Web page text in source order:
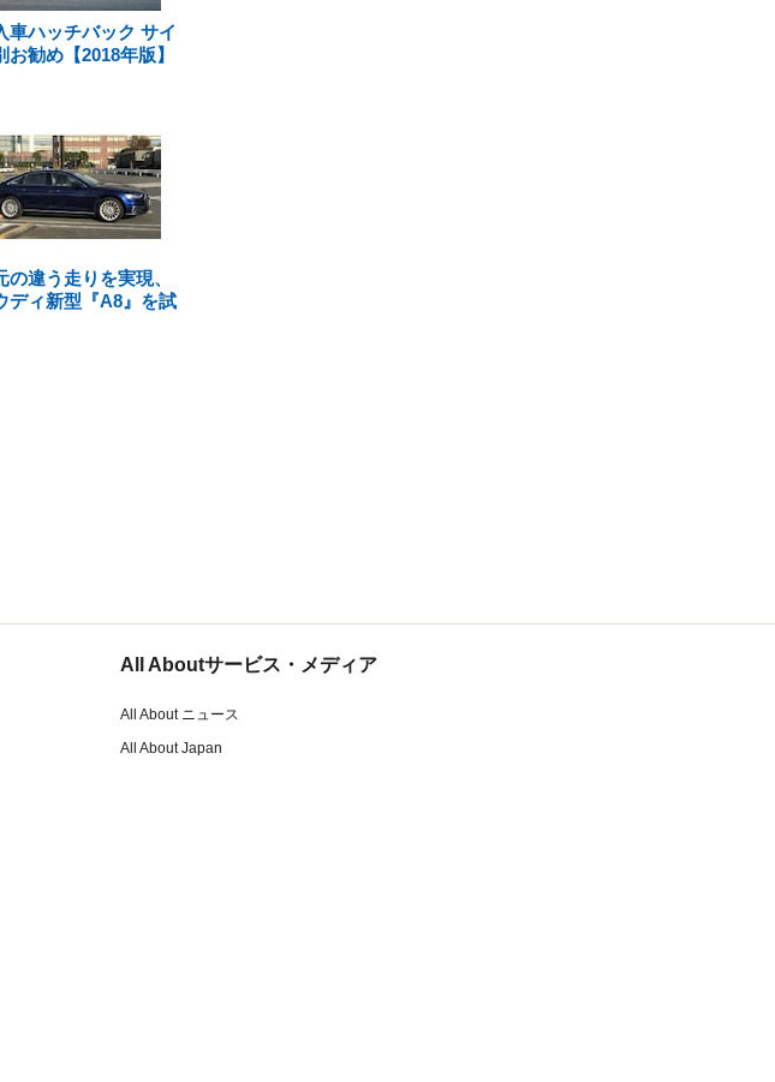
車ハッチバック サイ
お勧め【2018年版】
の違う走りを実現、
ディ新型『A8』を試
All Aboutサービス・メディア
All About ニュース
All About Japan